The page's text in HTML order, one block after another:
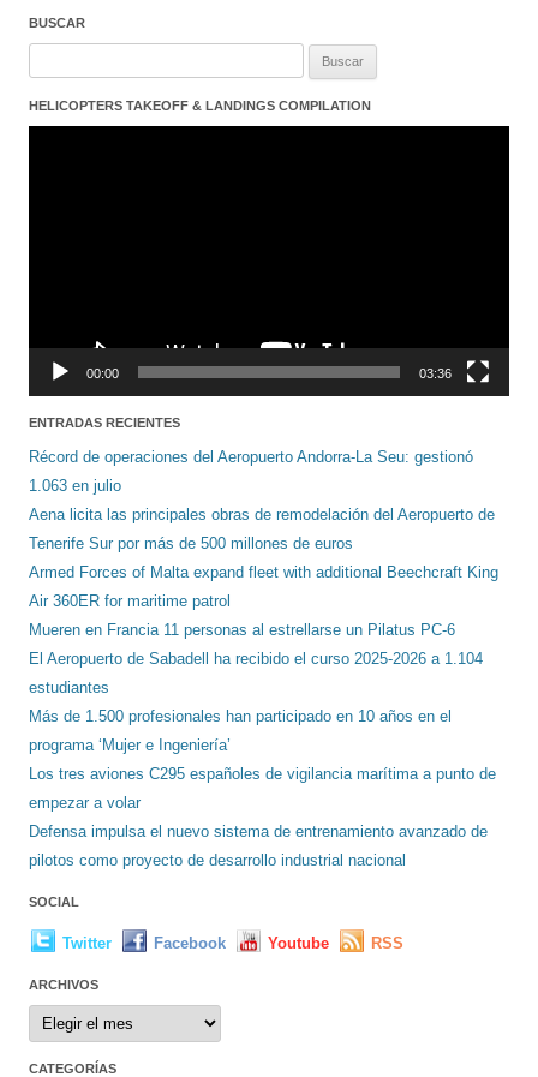
BUSCAR
HELICOPTERS TAKEOFF & LANDINGS COMPILATION
00:00 03:36
ENTRADAS RECIENTES
Récord de operaciones del Aeropuerto Andorra-La Seu: gestionó
1.063 en julio
Aena licita las principales obras de remodelación del Aeropuerto de
Tenerife Sur por más de 500 millones de euros
Armed Forces of Malta expand fleet with additional Beechcraft King
Air 360ER for maritime patrol
Mueren en Francia 11 personas al estrellarse un Pilatus PC-6
El Aeropuerto de Sabadell ha recibido el curso 2025-2026 a 1.104
estudiantes
Más de 1.500 profesionales han participado en 10 años en el
programa ‘Mujer e Ingeniería’
Los tres aviones C295 españoles de vigilancia marítima a punto de
empezar a volar
Defensa impulsa el nuevo sistema de entrenamiento avanzado de
pilotos como proyecto de desarrollo industrial nacional
SOCIAL
Twitter Facebook Youtube RSS
ARCHIVOS
Archivos
CATEGORÍAS